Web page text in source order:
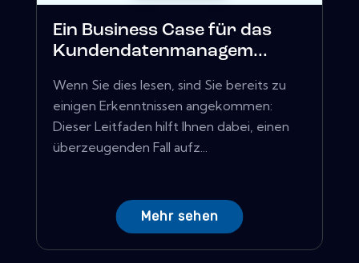
Ein Business Case für das
Kundendatenmanagem...
Wenn Sie dies lesen, sind Sie bereits zu
einigen Erkenntnissen angekommen:
Dieser Leitfaden hilft Ihnen dabei, einen
überzeugenden Fall aufz...
Mehr sehen